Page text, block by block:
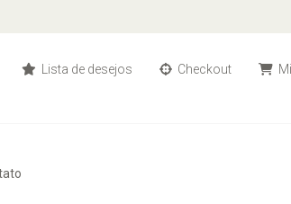
Lista de desejos Checkout